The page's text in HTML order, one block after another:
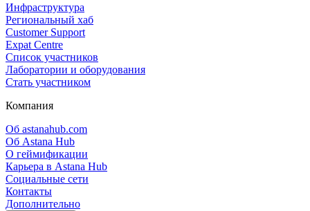
Инфраструктура
Региональный хаб
Customer Support
Expat Centre
Список участников
Лаборатории и оборудования
Стать участником
Компания
Об astanahub.com
Об Astana Hub
О геймификации
Карьера в Astana Hub
Социальные сети
Контакты
Дополнительно